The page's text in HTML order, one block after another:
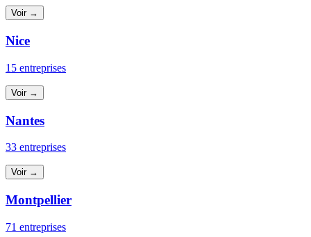
Voir →
Nice
15 entreprises
Voir →
Nantes
33 entreprises
Voir →
Montpellier
71 entreprises